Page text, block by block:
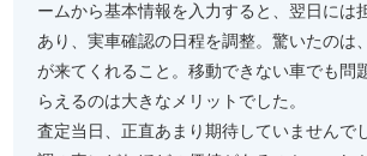
ームから基本情報を入力すると、翌日には
あり、実車確認の日程を調整。驚いたのは
が来てくれること。移動できない車でも問
らえるのは大きなメリットでした。
査定当日、正直あまり期待していませんで